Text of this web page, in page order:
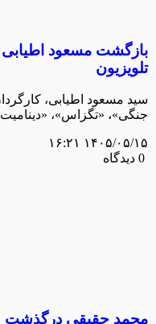
بازگشت مسعود اطیابی
تلویزیون
سید مسعود اطیابی،
جنگی»، «تگزاس»،
۱۴۰۵/۰۵/۱۵ ۱۶:۲۱
0 دیدگاه
محمد حقیقی درگذشت